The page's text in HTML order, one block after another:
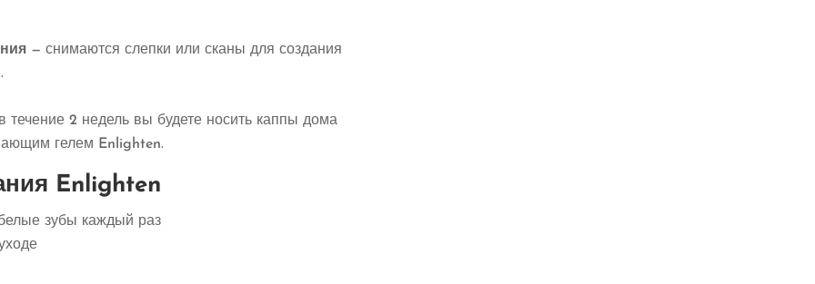
— снимаются слепки или сканы для создания
течение 2 недель вы будете носить каппы дома
гелем Enlighten.
Enlighten
зубы каждый раз